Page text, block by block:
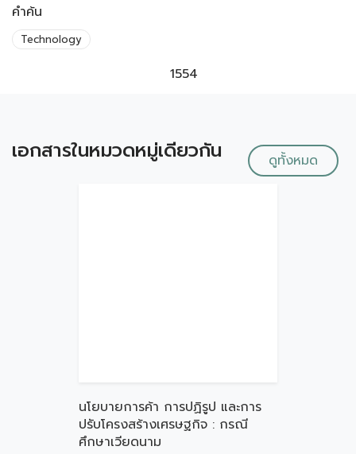
คำค้น
Technology
1554
เอกสารในหมวดหมู่เดียวกัน ดูทั้งหมด
นโยบายการค้า การปฏิรูป และการ
ปรับโครงสร้างเศรษฐกิจ : กรณี
ศึกษาเวียดนาม